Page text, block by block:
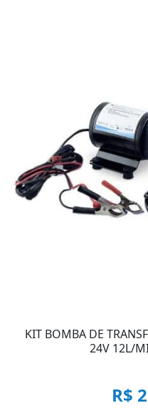
KIT BOMBA DE
24V 12L/
R$